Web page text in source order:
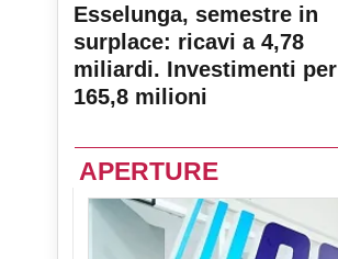
Esselunga, semestre in
surplace: ricavi a 4,78
miliardi. Investimenti per
165,8 milioni
APERTURE